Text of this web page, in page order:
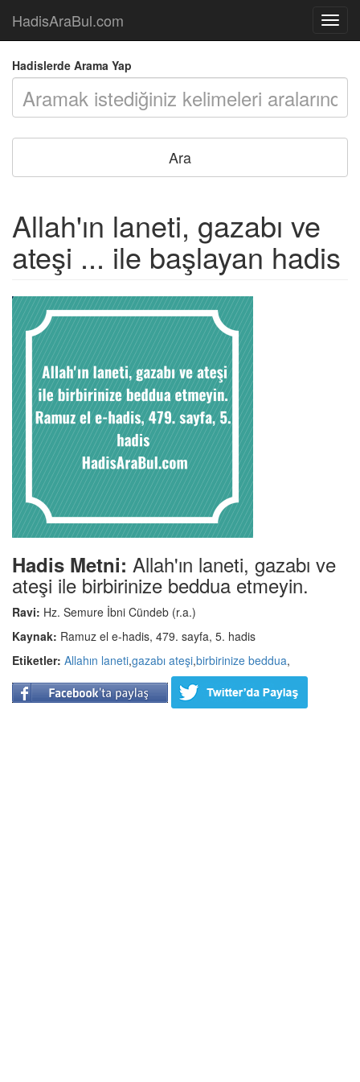
Açılır
Menü
HadisAraBul.com
Hadislerde Arama Yap
Allah'ın laneti, gazabı ve
ateşi ... ile başlayan hadis
Hadis Metni: Allah'ın laneti, gazabı ve
ateşi ile birbirinize beddua etmeyin.
Ravi: Hz. Semure İbni Cündeb (r.a.)
Kaynak: Ramuz el e-hadis, 479. sayfa, 5. hadis
Etiketler: Allahın laneti,gazabı ateşi,birbirinize beddua,